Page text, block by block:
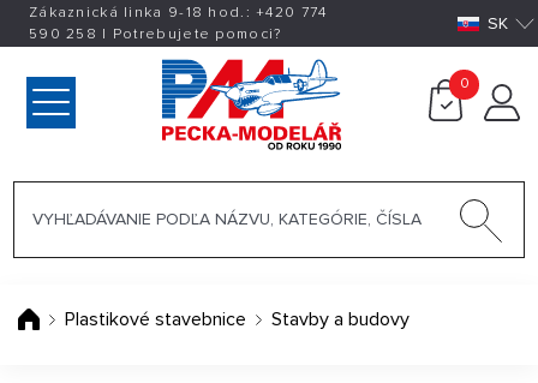
Zákaznická linka 9-18 hod.:+420 774
590 258 | Potrebujete pomoci? SK
0
Plastikové stavebnice Stavby a budovy